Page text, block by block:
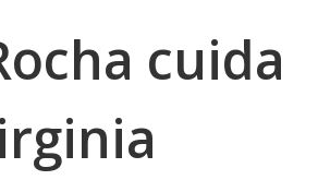
cuida